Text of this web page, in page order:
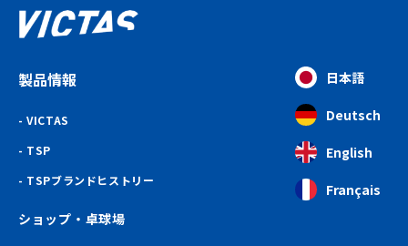
製品情報
VICTAS
TSP
TSPブランドヒストリー
ショップ・卓球場
日本語
Deutsch
English
Français